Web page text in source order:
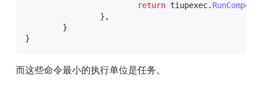
return tiupexec.
} ,
}
}
而这些命令最小的执行单位是任务。